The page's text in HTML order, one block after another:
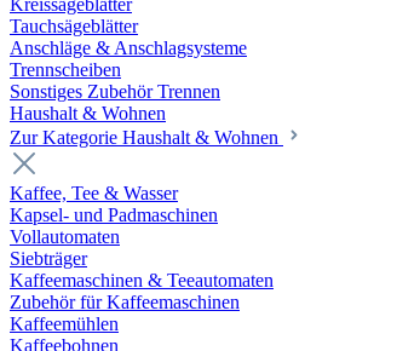
Kreissägeblätter
Tauchsägeblätter
Anschläge & Anschlagsysteme
Trennscheiben
Sonstiges Zubehör Trennen
Haushalt & Wohnen
Zur Kategorie Haushalt & Wohnen
Kaffee, Tee & Wasser
Kapsel- und Padmaschinen
Vollautomaten
Siebträger
Kaffeemaschinen & Teeautomaten
Zubehör für Kaffeemaschinen
Kaffeemühlen
Kaffeebohnen